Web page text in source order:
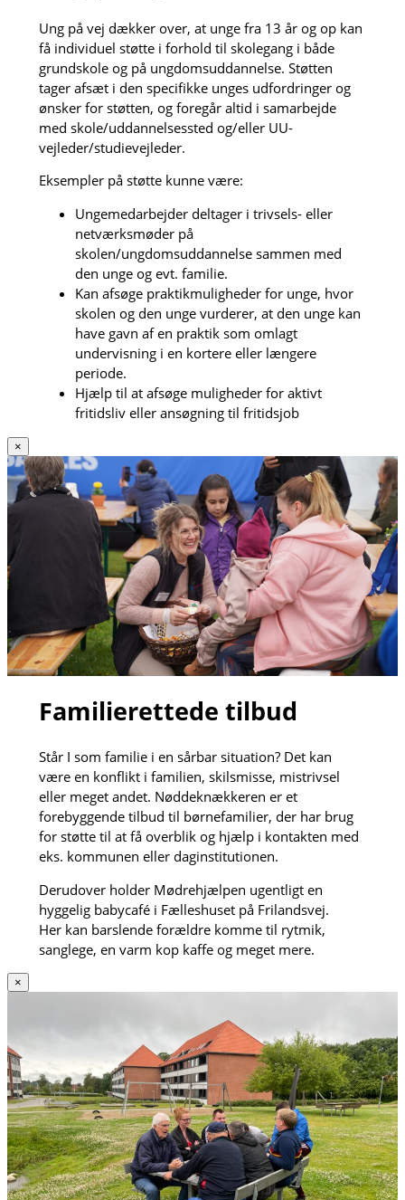
Ung på vej dækker over, at unge fra 13 år og op kan
få individuel støtte i forhold til skolegang i både
grundskole og på ungdomsuddannelse. Støtten
tager afsæt i den specifikke unges udfordringer og
ønsker for støtten, og foregår altid i samarbejde
med skole/uddannelsessted og/eller UU-
vejleder/studievejleder.
Eksempler på støtte kunne være:
Ungemedarbejder deltager i trivsels- eller
netværksmøder på
skolen/ungdomsuddannelse sammen med
den unge og evt. familie.
Kan afsøge praktikmuligheder for unge, hvor
skolen og den unge vurderer, at den unge kan
have gavn af en praktik som omlagt
undervisning i en kortere eller længere
periode.
Hjælp til at afsøge muligheder for aktivt
fritidsliv eller ansøgning til fritidsjob
×
Familierettede tilbud
Står I som familie i en sårbar situation? Det kan
være en konflikt i familien, skilsmisse, mistrivsel
eller meget andet. Nøddeknækkeren er et
forebyggende tilbud til børnefamilier, der har brug
for støtte til at få overblik og hjælp i kontakten med
eks. kommunen eller daginstitutionen.
Derudover holder Mødrehjælpen ugentligt en
hyggelig babycafé i Fælleshuset på Frilandsvej.
Her kan barslende forældre komme til rytmik,
sanglege, en varm kop kaffe og meget mere.
×